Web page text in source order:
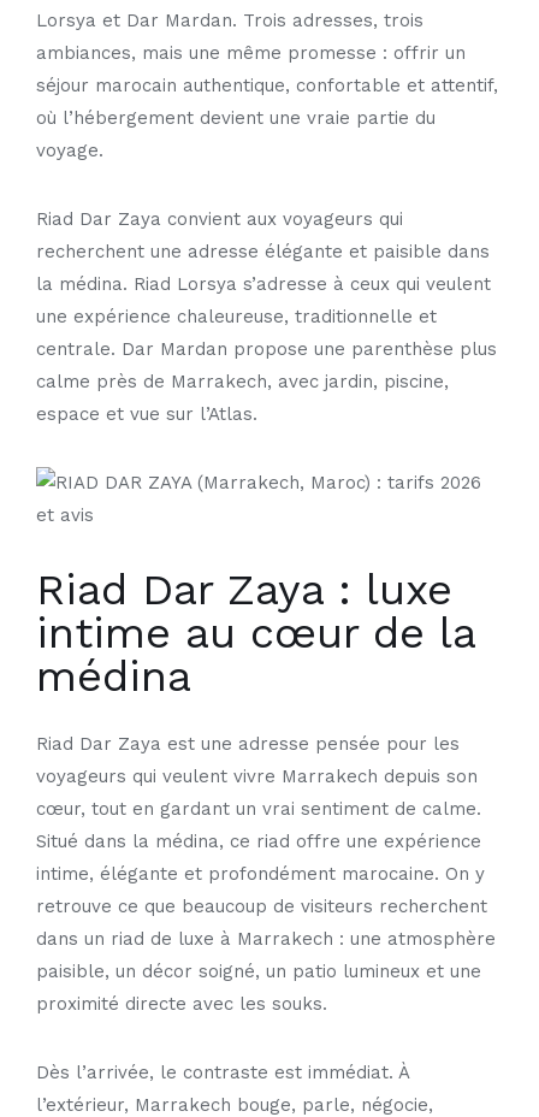
Lorsya et Dar Mardan. Trois adresses, trois
ambiances, mais une même promesse : offrir un
séjour marocain authentique, confortable et attentif,
où l’hébergement devient une vraie partie du
voyage.
Riad Dar Zaya convient aux voyageurs qui
recherchent une adresse élégante et paisible dans
la médina. Riad Lorsya s’adresse à ceux qui veulent
une expérience chaleureuse, traditionnelle et
centrale. Dar Mardan propose une parenthèse plus
calme près de Marrakech, avec jardin, piscine,
espace et vue sur l’Atlas.
Riad Dar Zaya : luxe
intime au cœur de la
médina
Riad Dar Zaya est une adresse pensée pour les
voyageurs qui veulent vivre Marrakech depuis son
cœur, tout en gardant un vrai sentiment de calme.
Situé dans la médina, ce riad offre une expérience
intime, élégante et profondément marocaine. On y
retrouve ce que beaucoup de visiteurs recherchent
dans un riad de luxe à Marrakech : une atmosphère
paisible, un décor soigné, un patio lumineux et une
proximité directe avec les souks.
Dès l’arrivée, le contraste est immédiat. À
l’extérieur, Marrakech bouge, parle, négocie,